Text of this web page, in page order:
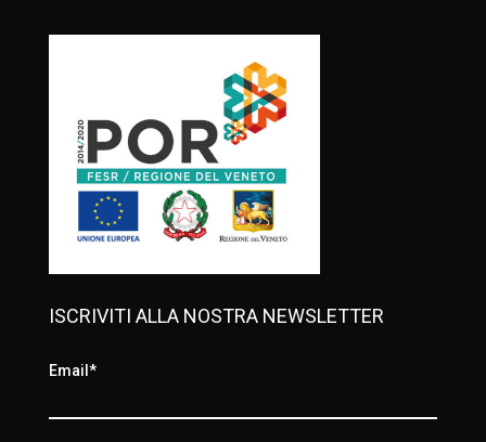
ISCRIVITI ALLA NOSTRA NEWSLETTER
Email*